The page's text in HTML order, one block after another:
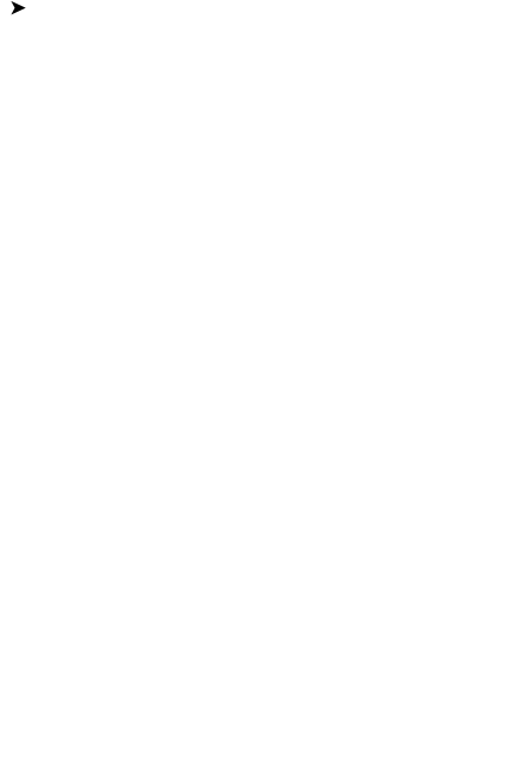
➤